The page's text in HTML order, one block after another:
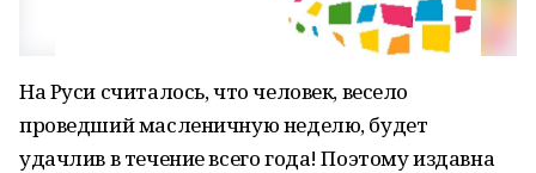
На Руси считалось, что человек, весело
проведший масленичную неделю, будет
удачлив в течение всего года! Поэтому издавна